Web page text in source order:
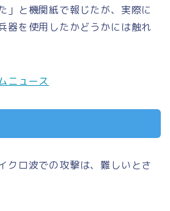
」と機関紙で報じたが、実際に
器を使用したかどうかには触れ
ニュース
クロ波での攻撃は、難しいとさ